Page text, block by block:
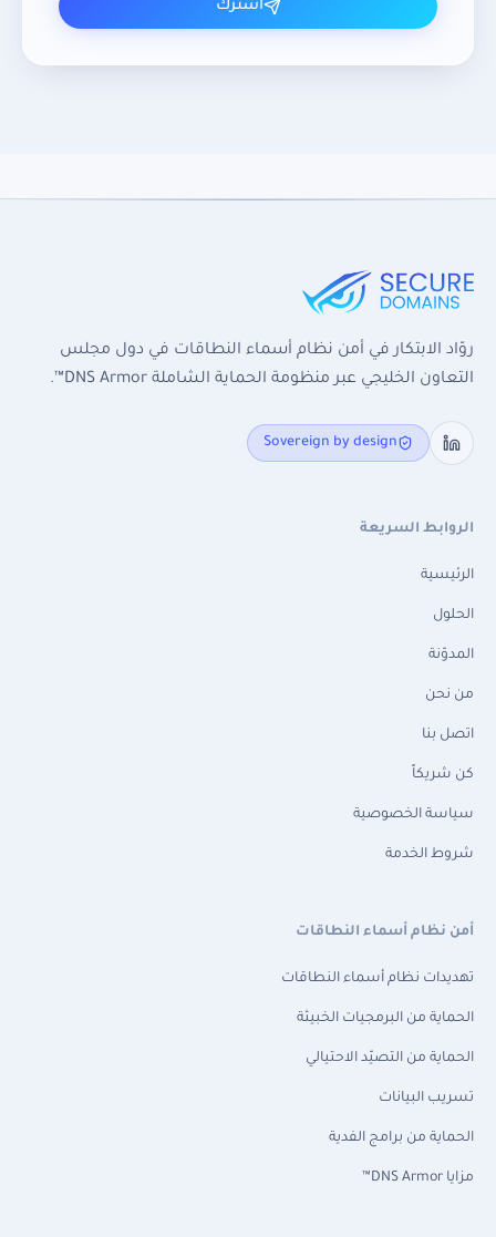
اشترك
روّاد الابتكار في أمن نظام أسماء النطاقات في دول مجلس
التعاون الخليجي عبر منظومة الحماية الشاملة DNS Armor™.
Sovereign by design
الروابط السريعة
الرئيسية
الحلول
المدوّنة
من نحن
اتصل بنا
كن شريكاً
سياسة الخصوصية
شروط الخدمة
أمن نظام أسماء النطاقات
تهديدات نظام أسماء النطاقات
الحماية من البرمجيات الخبيثة
الحماية من التصيّد الاحتيالي
تسريب البيانات
الحماية من برامج الفدية
مزايا DNS Armor™